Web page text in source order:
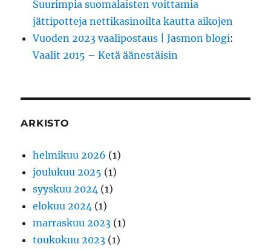
Suurimpia suomalaisten voittamia
jättipotteja nettikasinoilta kautta aikojen
Vuoden 2023 vaalipostaus | Jasmon blogi:
Vaalit 2015 – Ketä äänestäisin
ARKISTO
helmikuu 2026 (1)
joulukuu 2025 (1)
syyskuu 2024 (1)
elokuu 2024 (1)
marraskuu 2023 (1)
toukokuu 2023 (1)